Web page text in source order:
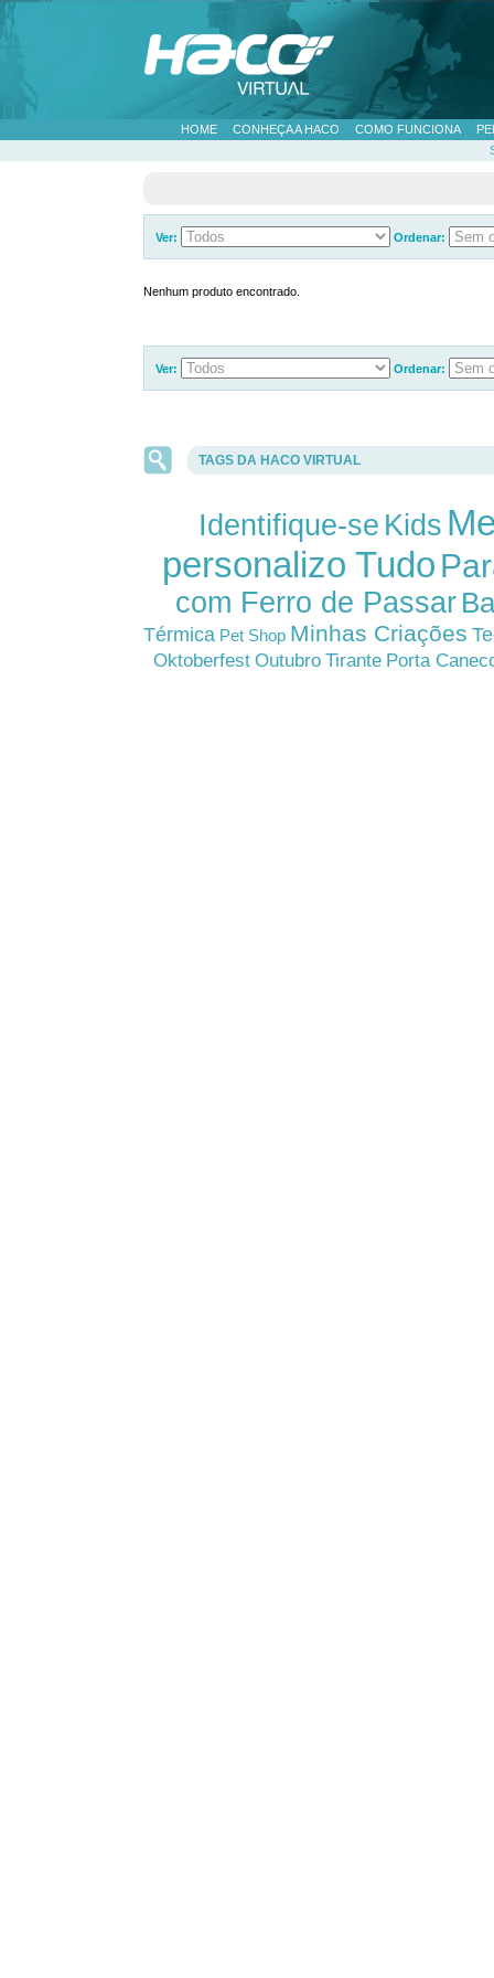
HOME CONHEÇA A HACO COMO FUNCIONA
Ver: Ordenar:
Nenhum produto encontrado.
Ver: Ordenar:
TAGS DA HACO VIRTUAL
Identifique-se Kids
personalizo Tudo
com Ferro de Passar
Térmica Pet Shop Minhas Criações
Oktoberfest Outubro Tirante Porta